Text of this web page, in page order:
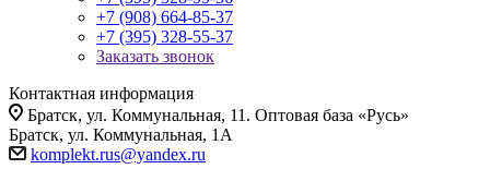
+7 (908) 664-85-37
+7 (395) 328-55-37
Заказать звонок
Контактная информация
Братск, ул. Коммунальная, 11. Оптовая база «Русь»
Братск, ул. Коммунальная, 1А
komplekt.rus@yandex.ru